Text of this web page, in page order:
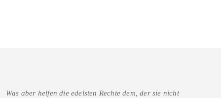
Was aber helfen die edelsten Rechte dem, der sie nicht